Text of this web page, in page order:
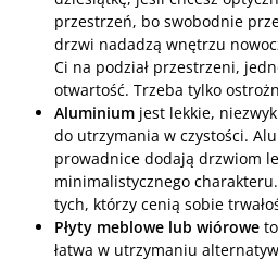
przestrzeń, bo swobodnie
drzwi nadadzą wnętrzu
Ci na podział przestrzeni,
otwartość. Trzeba tylko
Aluminium jest lekkie,
do utrzymania w czystości.
prowadnice dodają drzwiom
minimalistycznego
tych, którzy cenią sobie
Płyty meblowe lub wiórowe
łatwa w utrzymaniu